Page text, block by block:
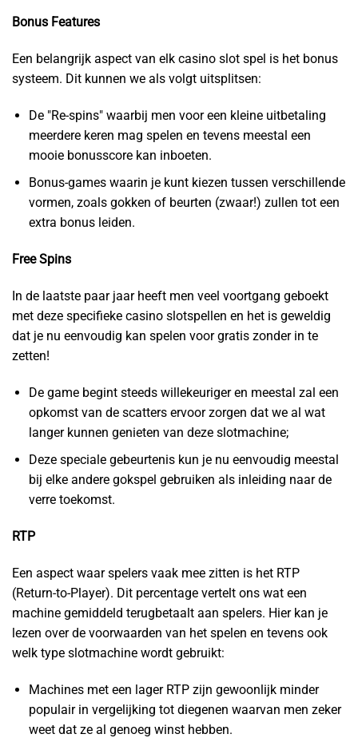
Bonus Features
Een belangrijk aspect van elk casino slot spel is het bonus
systeem. Dit kunnen we als volgt uitsplitsen:
De "Re-spins" waarbij men voor een kleine uitbetaling
meerdere keren mag spelen en tevens meestal een
mooie bonusscore kan inboeten.
Bonus-games waarin je kunt kiezen tussen verschillende
vormen, zoals gokken of beurten (zwaar!) zullen tot een
extra bonus leiden.
Free Spins
In de laatste paar jaar heeft men veel voortgang geboekt
met deze specifieke casino slotspellen en het is geweldig
dat je nu eenvoudig kan spelen voor gratis zonder in te
zetten!
De game begint steeds willekeuriger en meestal zal een
opkomst van de scatters ervoor zorgen dat we al wat
langer kunnen genieten van deze slotmachine;
Deze speciale gebeurtenis kun je nu eenvoudig meestal
bij elke andere gokspel gebruiken als inleiding naar de
verre toekomst.
RTP
Een aspect waar spelers vaak mee zitten is het RTP
(Return-to-Player). Dit percentage vertelt ons wat een
machine gemiddeld terugbetaalt aan spelers. Hier kan je
lezen over de voorwaarden van het spelen en tevens ook
welk type slotmachine wordt gebruikt:
Machines met een lager RTP zijn gewoonlijk minder
populair in vergelijking tot diegenen waarvan men zeker
weet dat ze al genoeg winst hebben.